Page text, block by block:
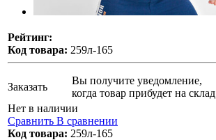
Рейтинг:
Код товара: 259л-165
Заказать
Вы получите уведомление,
когда товар прибудет на склад
Нет в наличии
Сравнить В сравнении
Код товара: 259л-165